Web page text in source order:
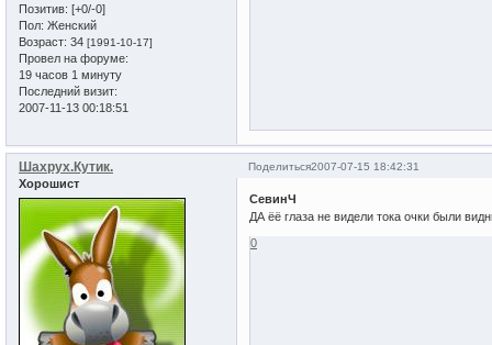
Позитив: [+0/-0]
Пол: Женский
Возраст: 34 [1991-10-17]
Провел на форуме:
19 часов 1 минуту
Последний визит:
2007-11-13 00:18:51
Поделиться2007-07-15 18:42:31
Шахрух.Кутик.
Хорошист
СевинЧ
ДА ёё глаза не видели тока очки были
0